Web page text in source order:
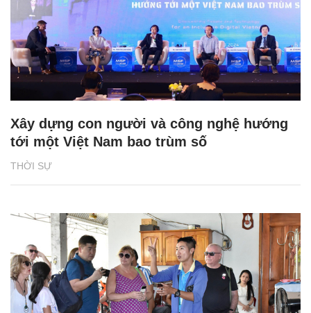
THỜI SỰ
Xây dựng con người và công nghệ hướng
tới một Việt Nam bao trùm số